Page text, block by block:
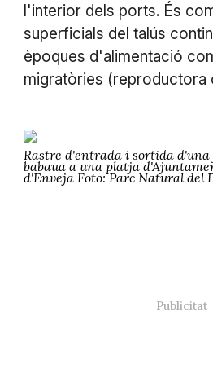
l'interior dels ports. És
superficials del talús
èpoques d'alimentació
migratòries (reproductora
Rastre d'entrada i sortida
babaua a una platja
d'Enveja Foto: Parc Natural del